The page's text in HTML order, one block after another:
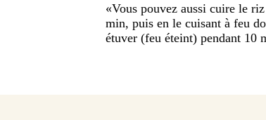
«Vous pouvez aussi cuire le
min, puis en le cuisant à feu
étuver (feu éteint) pendant 10